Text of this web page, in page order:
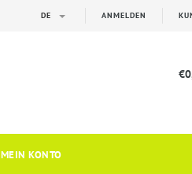
ANMELDEN
DE
MEIN KONTO